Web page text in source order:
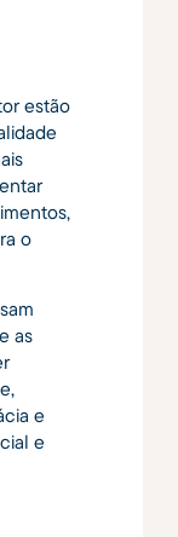
estão
o
as
e
e